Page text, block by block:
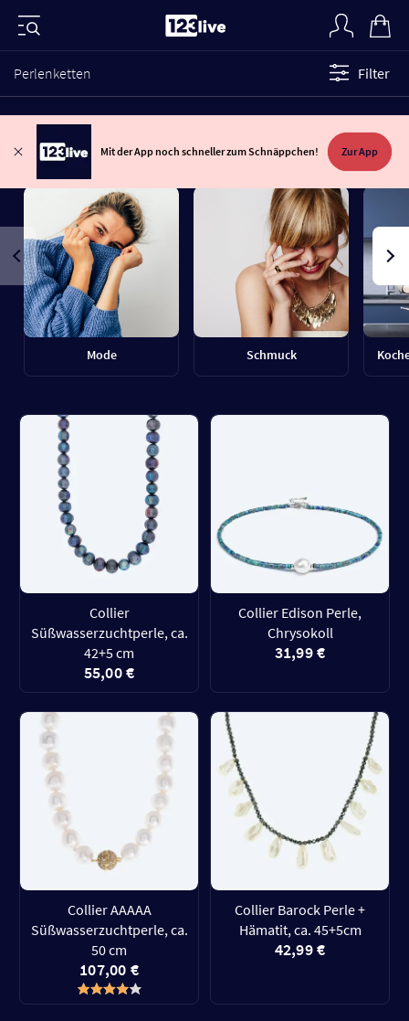
Perlenketten Filter
Mit der App noch schneller zum Schnäppchen! Zur App
Mode Schmuck
Collier
Süßwasserzuchtperle, ca.
42+5 cm
55,00 €
Collier Edison Perle,
Chrysokoll
31,99 €
Collier AAAAA
Süßwasserzuchtperle, ca.
50 cm
107,00 €
Collier Barock Perle +
Hämatit, ca. 45+5cm
42,99 €